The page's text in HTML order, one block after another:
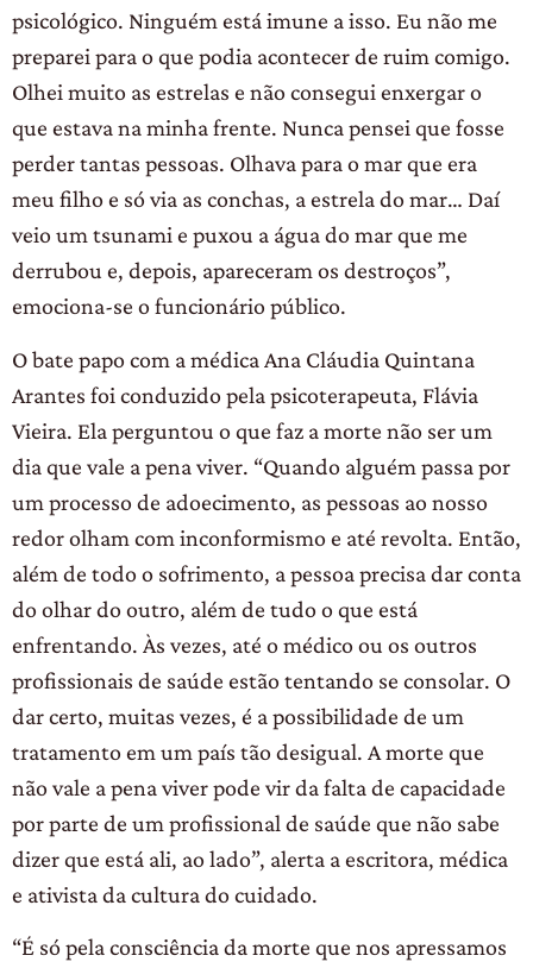
psicológico. Ninguém está imune a isso. Eu não me
preparei para o que podia acontecer de ruim comigo.
Olhei muito as estrelas e não consegui enxergar o
que estava na minha frente. Nunca pensei que fosse
perder tantas pessoas. Olhava para o mar que era
meu filho e só via as conchas, a estrela do mar… Daí
veio um tsunami e puxou a água do mar que me
derrubou e, depois, apareceram os destroços”,
emociona-se o funcionário público.
O bate papo com a médica Ana Cláudia Quintana
Arantes foi conduzido pela psicoterapeuta, Flávia
Vieira. Ela perguntou o que faz a morte não ser um
dia que vale a pena viver. “Quando alguém passa por
um processo de adoecimento, as pessoas ao nosso
redor olham com inconformismo e até revolta. Então,
além de todo o sofrimento, a pessoa precisa dar conta
do olhar do outro, além de tudo o que está
enfrentando. Às vezes, até o médico ou os outros
profissionais de saúde estão tentando se consolar. O
dar certo, muitas vezes, é a possibilidade de um
tratamento em um país tão desigual. A morte que
não vale a pena viver pode vir da falta de capacidade
por parte de um profissional de saúde que não sabe
dizer que está ali, ao lado”, alerta a escritora, médica
e ativista da cultura do cuidado.
“É só pela consciência da morte que nos apressamos